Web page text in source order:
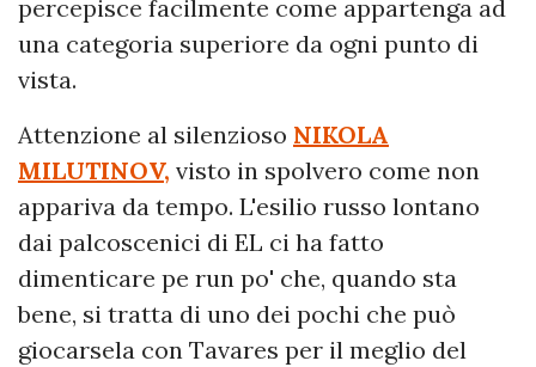
percepisce facilmente come appartenga ad
una categoria superiore da ogni punto di
vista.
Attenzione al silenzioso NIKOLA
MILUTINOV, visto in spolvero come non
appariva da tempo. L'esilio russo lontano
dai palcoscenici di EL ci ha fatto
dimenticare pe run po' che, quando sta
bene, si tratta di uno dei pochi che può
giocarsela con Tavares per il meglio del